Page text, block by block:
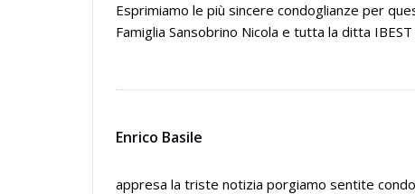
Esprimiamo le più sincere condoglianze per
Famiglia Sansobrino Nicola e tutta la ditta IBEST
Enrico Basile
appresa la triste notizia porgiamo sentite